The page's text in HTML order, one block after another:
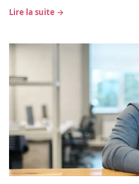
Lire la suite →